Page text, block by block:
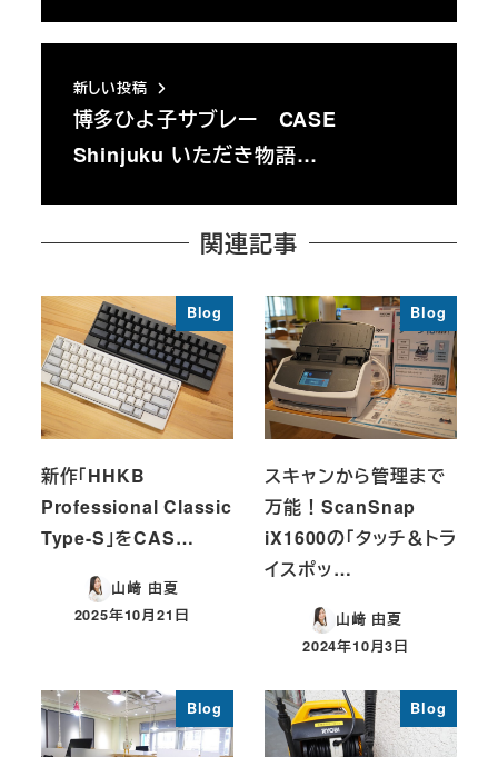
新しい投稿
博多ひよ子サブレー CASE
Shinjuku いただき物語…
関連記事
Blog
新作「HHKB
Professional Classic
Type-S」をCAS…
山﨑 由夏
投稿日
2025年10月21日
Blog
スキャンから管理まで
万能！ScanSnap
iX1600の「タッチ＆トラ
イスポッ…
山﨑 由夏
投稿日
2024年10月3日
Blog Blog